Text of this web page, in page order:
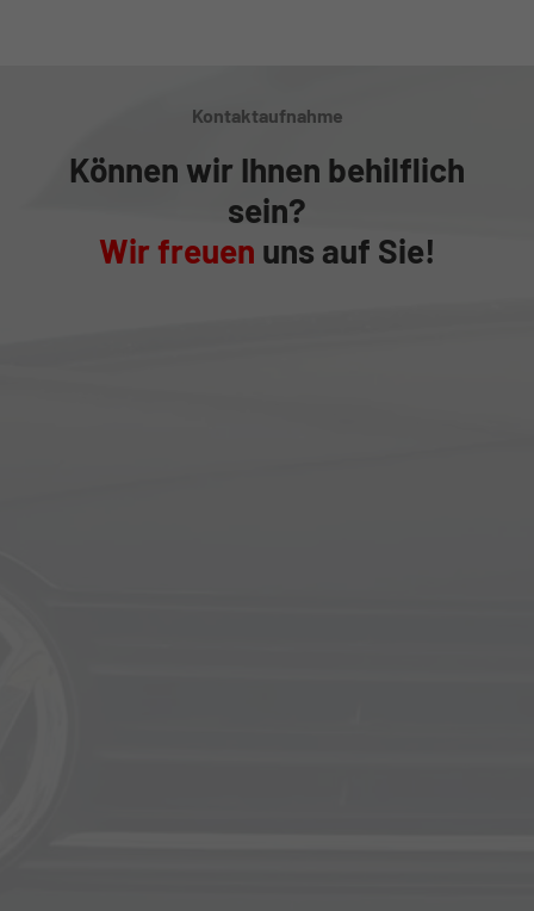
Kontaktaufnahme
Können wir Ihnen behilflich
sein?
Wir freuen uns auf Sie!